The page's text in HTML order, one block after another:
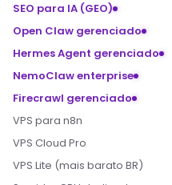
SEO para IA (GEO)
Open Claw gerenciado
Hermes Agent gerenciado
NemoClaw enterprise
Firecrawl gerenciado
VPS para n8n
VPS Cloud Pro
VPS Lite (mais barato BR)